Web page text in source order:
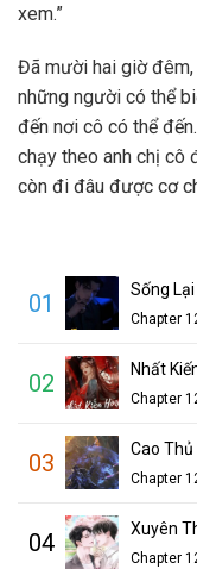
xem.”
Đã mười hai giờ
những người có thể
đến nơi cô có thể
chạy theo anh chị cô
còn đi đâu được cơ
01 Sống
Chapter
02 Nhất
Chapter
03 Cao Thủ
Chapter
04 Xuyên
Chapter